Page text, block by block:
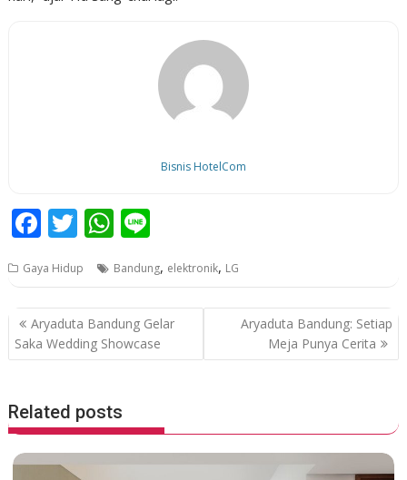
Bisnis HotelCom
F
e
b
o
o
k
T
itt
er
W
at
s
A
p
e
Gaya Hidup Bandung, elektronik, LG
P
o
n
a
v
Aryaduta Bandung Gelar
Saka Wedding Showcase
Aryaduta Bandung: Setiap
Meja Punya Cerita
Related posts